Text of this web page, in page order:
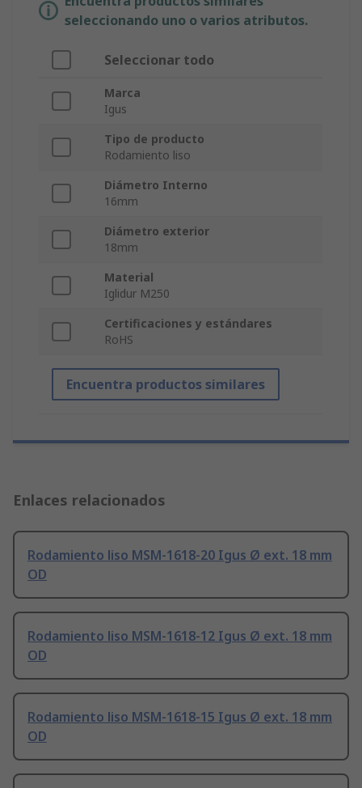
seleccionando uno o varios atributos.
Seleccionar todo
Marca
Igus
Tipo de producto
Rodamiento liso
Diámetro Interno
16mm
Diámetro exterior
18mm
Material
Iglidur M250
Certificaciones y estándares
RoHS
Encuentra productos similares
Enlaces relacionados
Rodamiento liso MSM-1618-20 Igus Ø ext. 18 mm
OD
Rodamiento liso MSM-1618-12 Igus Ø ext. 18 mm
OD
Rodamiento liso MSM-1618-15 Igus Ø ext. 18 mm
OD